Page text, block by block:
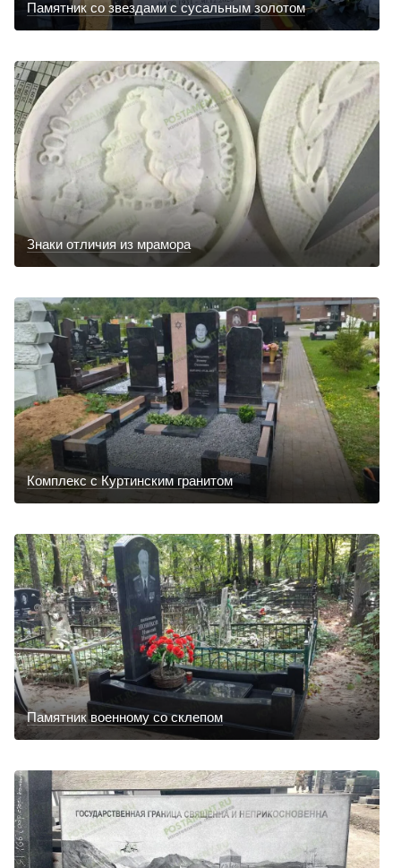
Памятник со звездами с сусальным золотом
Знаки отличия из мрамора
Комплекс с Куртинским гранитом
Памятник военному со склепом